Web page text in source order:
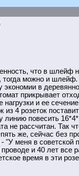
что в шлейф
можно и
экономии в
прикрывает
и ее
4 розеток
повесить
не рассчитан. Так
же, сейчас без
"У меня в советской
и 40 лет все
время в эти